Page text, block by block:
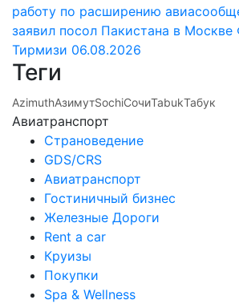
работу по расширению
заявил посол Пакистана в
Тирмизи 06.08.2026
Теги
AzimuthАзимутSochiСочиTabukТабук
Авиатранспорт
Страноведение
GDS/CRS
Авиатранспорт
Гостиничный бизнес
Железные Дороги
Rent a car
Круизы
Покупки
Spa & Wellness